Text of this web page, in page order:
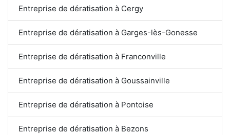
Entreprise de dératisation à Cergy
Entreprise de dératisation à Garges-lès-Gonesse
Entreprise de dératisation à Franconville
Entreprise de dératisation à Goussainville
Entreprise de dératisation à Pontoise
Entreprise de dératisation à Bezons